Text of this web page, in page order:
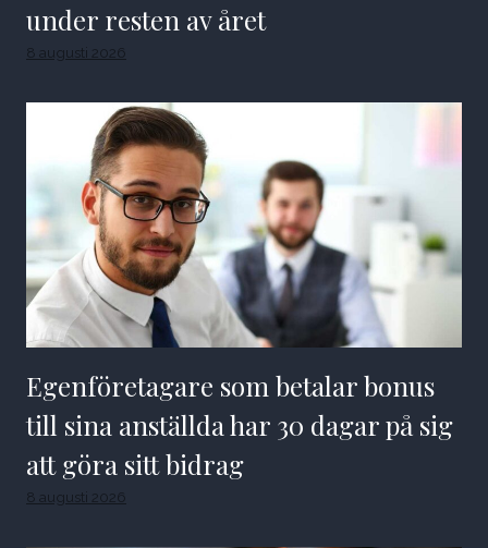
under resten av året
8 augusti 2026
Egenföretagare som betalar bonus
till sina anställda har 30 dagar på sig
att göra sitt bidrag
8 augusti 2026